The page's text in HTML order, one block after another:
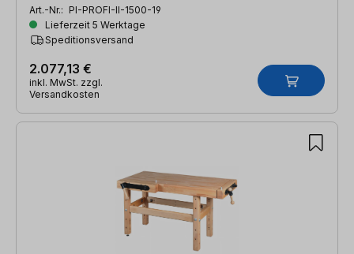
Art.-Nr.: PI-PROFI-II-1500-19
Lieferzeit 5 Werktage
Speditionsversand
2.077,13 €
inkl. MwSt. zzgl.
Versandkosten